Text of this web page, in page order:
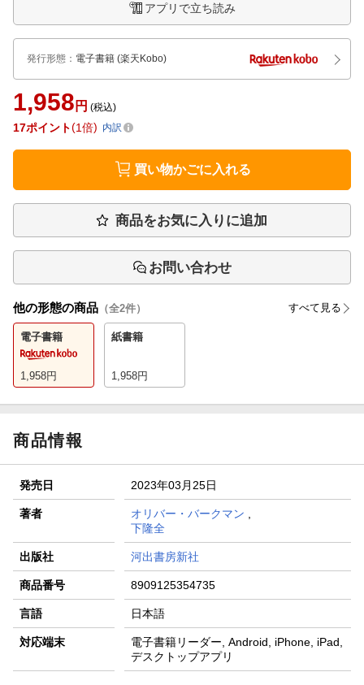
アプリで立ち読み
発行形態 ： 電子書籍 (楽天Kobo)
1,958 円 (税込)
17ポイント 1倍 内訳
買い物かごに入れる
商品をお気に入りに追加
お問い合わせ
他の形態の商品 （全2件） すべて見る
電子書籍
1,958円
紙書籍
1,958円
商品情報
発売日 2023年03月25日
著者 オリバー・バークマン
下隆全
出版社 河出書房新社
商品番号 8909125354735
言語 日本語
対応端末
電子書籍リーダー, Android, iPhone, iPad,
デスクトップアプリ